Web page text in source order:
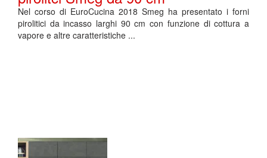
Nel corso di EuroCucina 2018 Smeg ha presentato i forni
pirolitici da incasso larghi 90 cm con funzione di cottura a
vapore e altre caratteristiche ...